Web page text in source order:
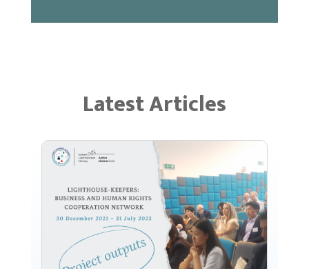
Latest Articles